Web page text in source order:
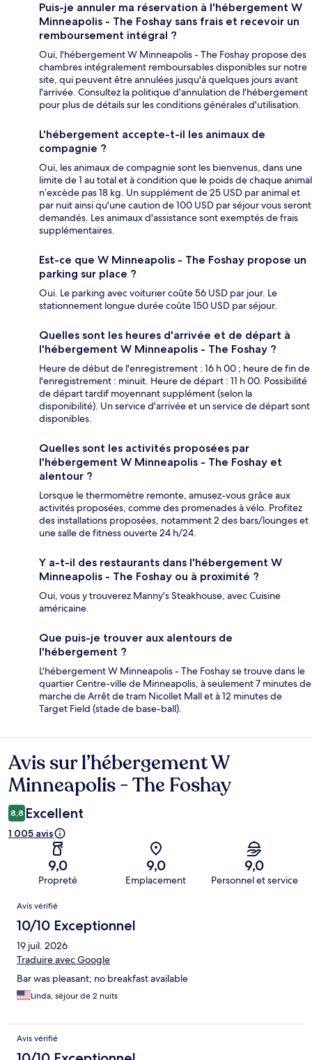
Puis-je annuler ma réservation à l'hébergement W
Minneapolis - The Foshay sans frais et recevoir un
remboursement intégral ?
Oui, l'hébergement W Minneapolis - The Foshay propose des
chambres intégralement remboursables disponibles sur notre
site, qui peuvent être annulées jusqu'à quelques jours avant
l'arrivée. Consultez la politique d'annulation de l'hébergement
pour plus de détails sur les conditions générales d'utilisation.
L'hébergement accepte-t-il les animaux de
compagnie ?
Oui, les animaux de compagnie sont les bienvenus, dans une
limite de 1 au total et à condition que le poids de chaque animal
n’excède pas 18 kg. Un supplément de 25 USD par animal et
par nuit ainsi qu'une caution de 100 USD par séjour vous seront
demandés. Les animaux d'assistance sont exemptés de frais
supplémentaires.
Est-ce que W Minneapolis - The Foshay propose un
parking sur place ?
Oui. Le parking avec voiturier coûte 56 USD par jour. Le
stationnement longue durée coûte 150 USD par séjour.
Quelles sont les heures d'arrivée et de départ à
l'hébergement W Minneapolis - The Foshay ?
Heure de début de l'enregistrement : 16 h 00 ; heure de fin de
l'enregistrement : minuit. Heure de départ : 11 h 00. Possibilité
de départ tardif moyennant supplément (selon la
disponibilité). Un service d'arrivée et un service de départ sont
disponibles.
Quelles sont les activités proposées par
l'hébergement W Minneapolis - The Foshay et
alentour ?
Lorsque le thermomètre remonte, amusez-vous grâce aux
activités proposées, comme des promenades à vélo. Profitez
des installations proposées, notamment 2 des bars/lounges et
une salle de fitness ouverte 24 h/24.
Y a-t-il des restaurants dans l'hébergement W
Minneapolis - The Foshay ou à proximité ?
Oui, vous y trouverez Manny's Steakhouse, avec Cuisine
américaine.
Que puis-je trouver aux alentours de
l'hébergement ?
L'hébergement W Minneapolis - The Foshay se trouve dans le
quartier Centre-ville de Minneapolis, à seulement 7 minutes de
marche de Arrêt de tram Nicollet Mall et à 12 minutes de
Target Field (stade de base-ball).
Avis
Avis sur l’hébergement W
Minneapolis - The Foshay
8,8 Excellent
1 005 avis
9,0
Propreté
9,0
Emplacement
9,0
Personnel et service
Avis
Avis vérifié
10/10 Exceptionnel
19 juil. 2026
Traduire avec Google
Bar was pleasant; no breakfast available
Linda, séjour de 2 nuits
Avis vérifié